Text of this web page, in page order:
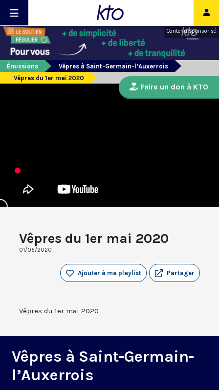
Contenu sponsorisé
Émissions
Vêpres à Saint-Germain-l’Auxerrois
Vêpres du 1er mai 2020
Vêpres du 1er mai 2020
01/05/2020
Partager
Ajouter à ma playlist
Vêpres du 1er mai 2020
Vêpres à Saint-Germain-
l’Auxerrois
Faire un don à KTO